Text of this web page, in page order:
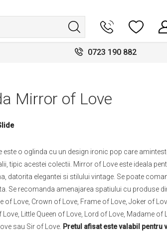
0723 190 882
Mirror of Love
este o oglinda cu un design ironic pop care
tipic acestei colectii. Mirror of Love este ideala
datorita elegantei si stilului vintage. Se poate
Se recomanda amenajarea spatiului cu produse
of Love, Crown of Love, Frame of Love, Joker of
Love, Little Queen of Love, Lord of Love, Madame
sau Sir of Love. Pretul afisat este valabil pentru